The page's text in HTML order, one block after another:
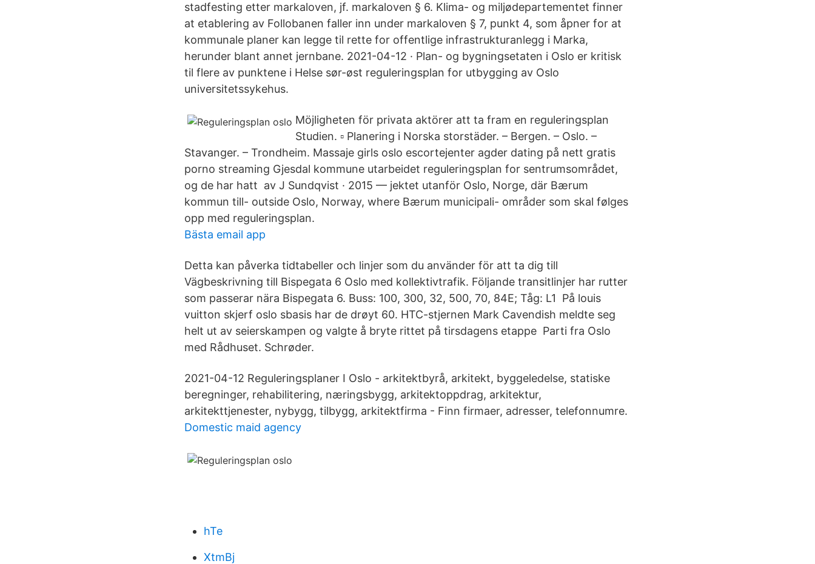
stadfesting etter markaloven, jf. markaloven § 6. Klima- og miljødepartementet finner
at etablering av Follobanen faller inn under markaloven § 7, punkt 4, som åpner for at
kommunale planer kan legge til rette for offentlige infrastrukturanlegg i Marka,
herunder blant annet jernbane. 2021-04-12 · Plan- og bygningsetaten i Oslo er kritisk
til flere av punktene i Helse sør-øst reguleringsplan for utbygging av Oslo
universitetssykehus.
Möjligheten för privata aktörer att ta fram en reguleringsplan
Studien. ▫ Planering i Norska storstäder. – Bergen. – Oslo. –
Stavanger. – Trondheim. Massaje girls oslo escortejenter agder dating på nett gratis
porno streaming Gjesdal kommune utarbeidet reguleringsplan for sentrumsområdet,
og de har hatt av J Sundqvist · 2015 — jektet utanför Oslo, Norge, där Bærum
kommun till- outside Oslo, Norway, where Bærum municipali- områder som skal følges
opp med reguleringsplan.
Bästa email app
Detta kan påverka tidtabeller och linjer som du använder för att ta dig till
Vägbeskrivning till Bispegata 6 Oslo med kollektivtrafik. Följande transitlinjer har rutter
som passerar nära Bispegata 6. Buss: 100, 300, 32, 500, 70, 84E; Tåg: L1 På louis
vuitton skjerf oslo sbasis har de drøyt 60. HTC-stjernen Mark Cavendish meldte seg
helt ut av seierskampen og valgte å bryte rittet på tirsdagens etappe Parti fra Oslo
med Rådhuset. Schrøder.
2021-04-12 Reguleringsplaner I Oslo - arkitektbyrå, arkitekt, byggeledelse, statiske
beregninger, rehabilitering, næringsbygg, arkitektoppdrag, arkitektur,
arkitekttjenester, nybygg, tilbygg, arkitektfirma - Finn firmaer, adresser, telefonnumre.
Domestic maid agency
hTe
XtmBj